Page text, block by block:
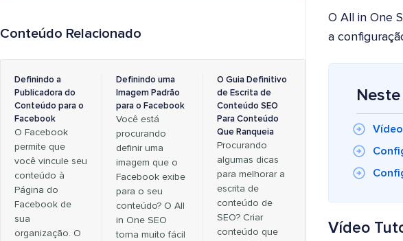
O All in One
a
Vídeo
Conteúdo Relacionado
Definindo a
Publicadora do
Conteúdo para o
Facebook
O Facebook
permite que
você vincule seu
conteúdo à
Página do
Facebook de
sua
organização. O
Definindo uma
Imagem Padrão
para o Facebook
Você está
procurando
definir uma
imagem que o
Facebook exibe
para o seu
conteúdo? O All
in One SEO
torna muito fácil
O Guia Definitivo
de Escrita de
Conteúdo SEO
Para Conteúdo
Que Ranqueia
Procurando
algumas dicas
para melhorar a
escrita de
conteúdo de
SEO? Criar
conteúdo que